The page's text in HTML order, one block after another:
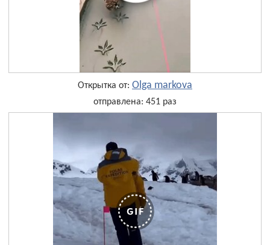
Открытка от: Olga markova
отправлена: 451 раз